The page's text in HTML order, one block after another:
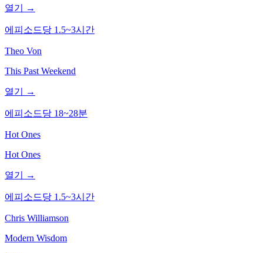
열기 →
에피소드당 1.5~3시간
Theo Von
This Past Weekend
열기 →
에피소드당 18~28분
Hot Ones
Hot Ones
열기 →
에피소드당 1.5~3시간
Chris Williamson
Modern Wisdom